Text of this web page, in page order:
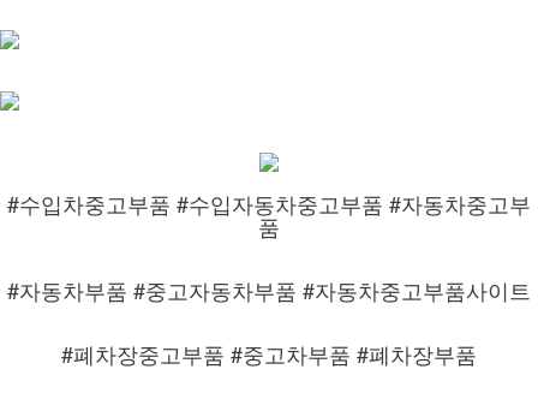
#수입차중고부품 #수입자동차중고부품 #자동차중고부
품
#자동차부품 #중고자동차부품 #자동차중고부품사이트
#폐차장중고부품 #중고차부품 #폐차장부품